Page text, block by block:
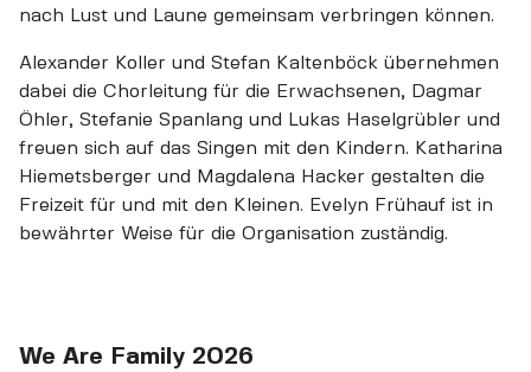
nach Lust und Laune gemeinsam verbringen können.
Alexander Koller und Stefan Kaltenböck übernehmen
dabei die Chorleitung für die Erwachsenen, Dagmar
Öhler, Stefanie Spanlang und Lukas Haselgrübler und
freuen sich auf das Singen mit den Kindern. Katharina
Hiemetsberger und Magdalena Hacker gestalten die
Freizeit für und mit den Kleinen. Evelyn Frühauf ist in
bewährter Weise für die Organisation zuständig.
We Are Family 2026